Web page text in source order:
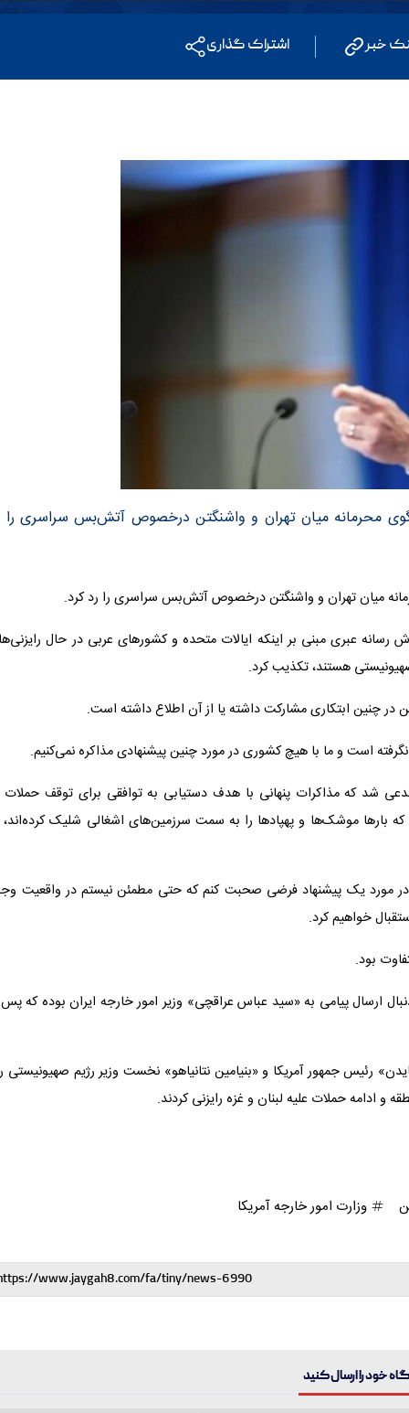
خبر اشتراک گذاری
محرمانه میان تهران و واشنگتن درخصوص آتش‌بس سراسری را
میان تهران و واشنگتن درخصوص آتش‌بس سراسری را رد کرد.
رسانه عبری مبنی بر اینکه ایالات متحده و کشورهای عربی در حال
هستند، تکذیب کرد.
چنین ابتکاری مشارکت داشته یا از آن اطلاع داشته است.
است و ما با هیچ کشوری در مورد چنین پیشنهادی مذاکره نمی‌کنیم.
مدعی شد که مذاکرات پنهانی با هدف دستیابی به توافقی برای توقف حملات
بارها موشک‌ها و پهپادها را به سمت سرزمین‌های اشغالی شلیک کرده‌اند،
مورد یک پیشنهاد فرضی صحبت کنم که حتی مطمئن نیستم در واقعیت
خواهیم کرد.
دنبال ارسال پیامی به «سید عباس عراقچی» وزیر امور خارجه ایران بوده که
رئیس جمهور آمریکا و «بنیامین نتانیاهو» نخست وزیر رژیم صهیونیستی
و ادامه حملات علیه لبنان و غزه رایزنی کردند.
وزارت امور خارجه آمریکا
خود را ارسال کنید